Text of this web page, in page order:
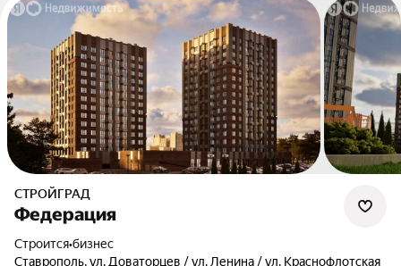
СТРОЙГРАД
Федерация
Строится•бизнес
Ставрополь, ул. Доваторцев / ул. Ленина / ул. Краснофлотская